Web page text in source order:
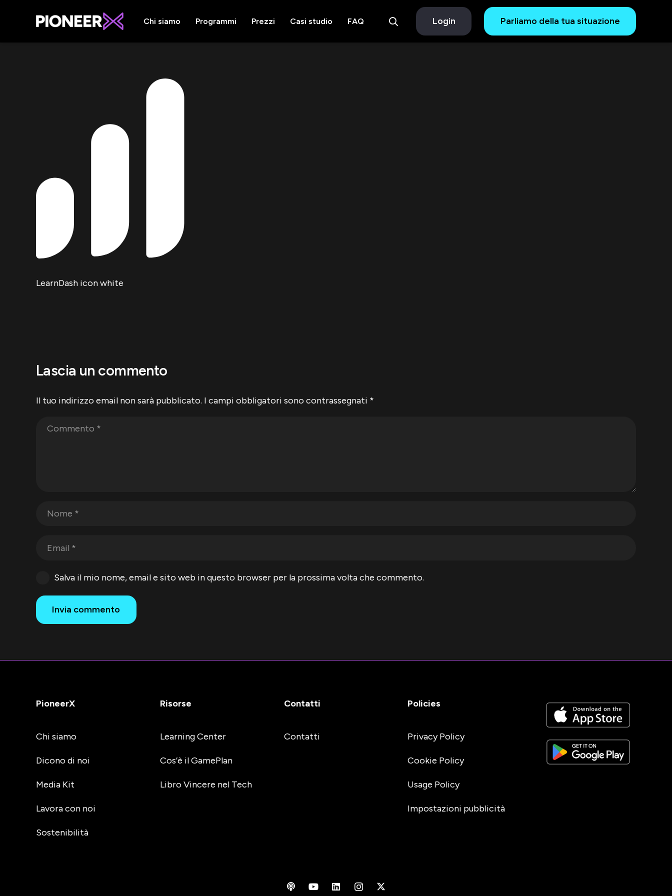
Chi siamo Programmi Prezzi Casi studio FAQ Login Parliamo della tua situazione
LearnDash icon white
Lascia un commento
Il tuo indirizzo email non sarà pubblicato. I campi obbligatori sono contrassegnati *
Salva il mio nome, email e sito web in questo browser per la prossima volta che commento.
Invia commento
PioneerX
Chi siamo
Dicono di noi
Media Kit
Lavora con noi
Sostenibilità
Risorse
Learning Center
Cos’è il GamePlan
Libro Vincere nel Tech
Contatti
Contatti
Policies
Privacy Policy
Cookie Policy
Usage Policy
Impostazioni pubblicità